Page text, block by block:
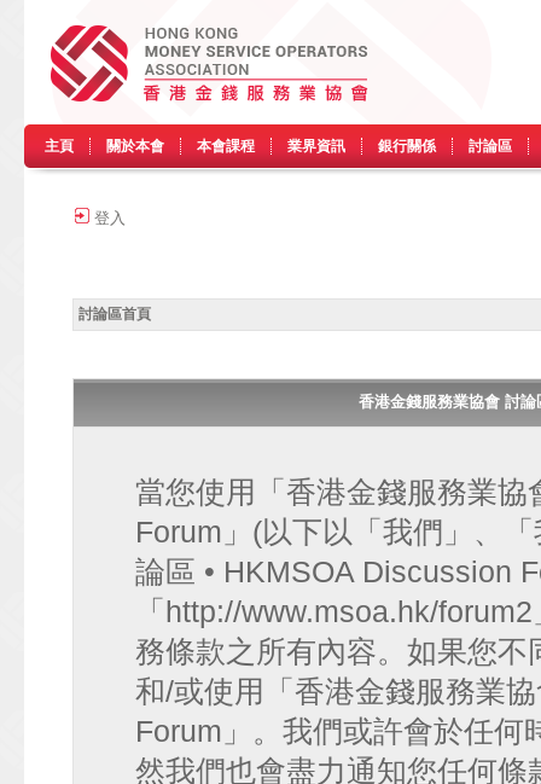
主頁 關於本會 本會課程 業界資訊 銀行關係 討論區
登入
討論區首頁
香港金錢服務業協會 討
當您使用「香港金錢服務業
Forum」(以下以「我們」、
論區 • HKMSOA Discussion
「http://www.msoa.hk/
務條款之所有內容。如果您
和/或使用「香港金錢服務業
Forum」。我們或許會於任何
然我們也會盡力通知您任何